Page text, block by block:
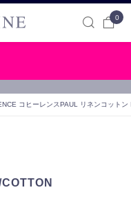
0
コヒーレンスPAUL リネンコットン